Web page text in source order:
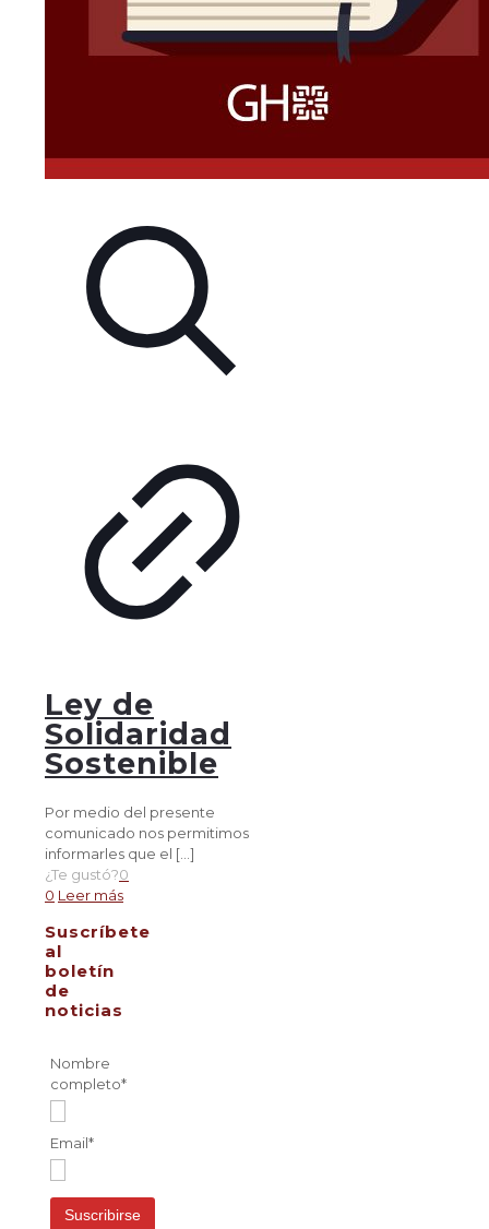
Ley de
Solidaridad
Sostenible
Por medio del presente
comunicado nos permitimos
informarles que el […]
¿Te gustó?0
0 Leer más
Suscríbete
al
boletín
de
noticias
Nombre
completo*
Email*